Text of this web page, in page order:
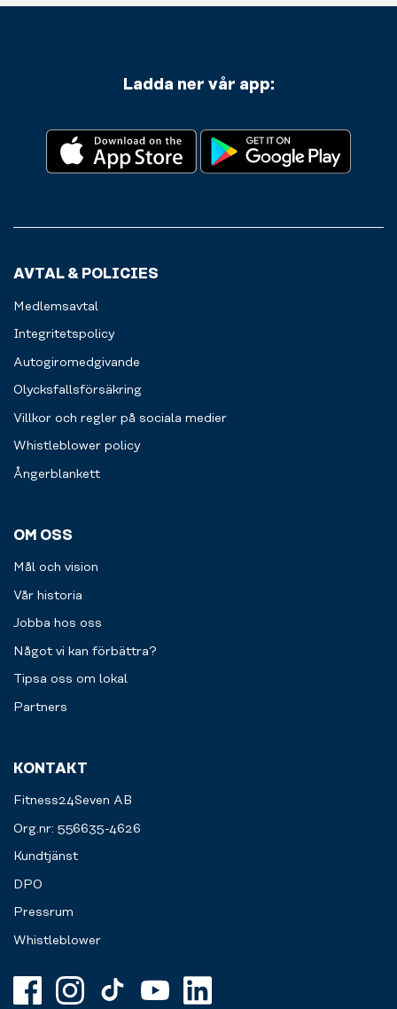
Ladda ner vår app:
AVTAL & POLICIES
Medlemsavtal
Integritetspolicy
Autogiromedgivande
Olycksfallsförsäkring
Villkor och regler på sociala medier
Whistleblower policy
Ångerblankett
OM OSS
Mål och vision
Vår historia
Jobba hos oss
Något vi kan förbättra?
Tipsa oss om lokal
Partners
KONTAKT
Fitness24Seven AB
Org.nr: 556635-4626
Kundtjänst
DPO
Pressrum
Whistleblower